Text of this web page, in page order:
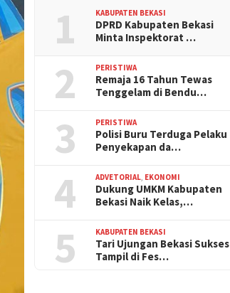
1 KABUPATEN BEKASI
DPRD Kabupaten Bekasi
Minta Inspektorat …
2 PERISTIWA
Remaja 16 Tahun Tewas
Tenggelam di Bendu…
3 PERISTIWA
Polisi Buru Terduga Pelaku
Penyekapan da…
4 ADVETORIAL EKONOMI
Dukung UMKM Kabupaten
Bekasi Naik Kelas,…
5 KABUPATEN BEKASI
Tari Ujungan Bekasi Sukses
Tampil di Fes…